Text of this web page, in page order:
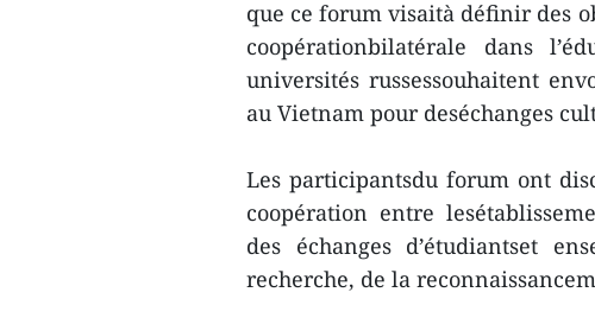
que ce forum visaità définir des
coopérationbilatérale dans
universités russessouhaitent
au Vietnam pour deséchanges
Les participantsdu forum ont
coopération entre
des échanges d’étudiantset
recherche, de la